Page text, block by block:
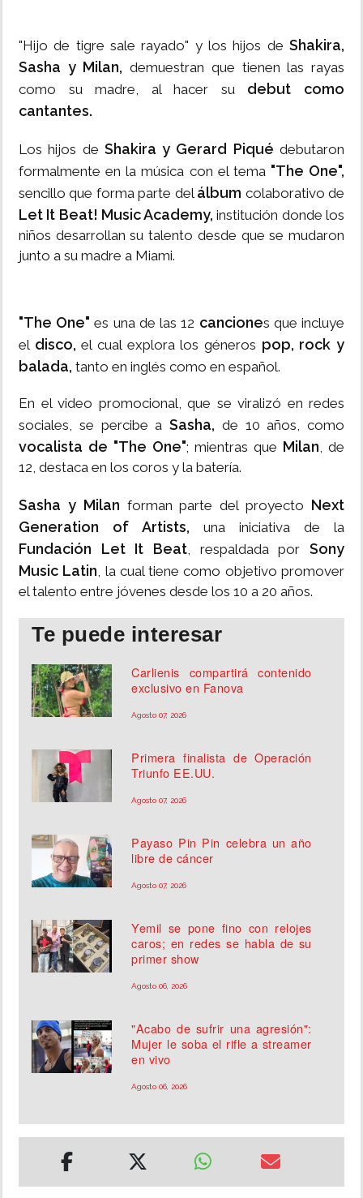
"Hijo de tigre sale rayado" y los hijos de Shakira,
Sasha y Milan, demuestran que tienen las rayas
como su madre, al hacer su debut como
cantantes.
Los hijos de Shakira y Gerard Piquédebutaron
formalmente en la música con el tema "The One",
sencillo que forma parte del álbum colaborativo de
Let It Beat! Music Academy,institución donde los
niños desarrollan su talento desde que se mudaron
junto a su madre a Miami.
"The One" es una de las 12 canciones que incluye
el disco, el cual explora los géneros pop, rock y
balada, tanto en inglés como en español.
En el video promocional, que se viralizó en redes
sociales, se percibe a Sasha, de 10 años, como
vocalista de "The One"; mientras que Milan, de
12, destaca en los coros y la batería.
Sasha y Milan forman parte del proyecto Next
Generation of Artists, una iniciativa de la
Fundación Let It Beat, respaldada por Sony
Music Latin, la cual tiene como objetivo promover
el talento entre jóvenes desde los 10 a 20 años.
Te puede interesar
Carlienis compartirá contenido
exclusivo en Fanova
Agosto 07, 2026
Primera finalista de Operación
Triunfo EE.UU.
Agosto 07, 2026
Payaso Pin Pin celebra un año
libre de cáncer
Agosto 07, 2026
Yemil se pone fino con relojes
caros; en redes se habla de su
primer show
Agosto 06, 2026
"Acabo de sufrir una agresión":
Mujer le soba el rifle a streamer
en vivo
Agosto 06, 2026